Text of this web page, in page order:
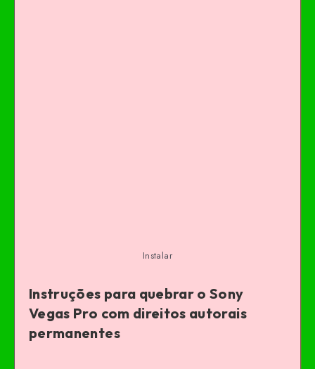
Instalar
Instruções para quebrar o Sony
Vegas Pro com direitos autorais
permanentes